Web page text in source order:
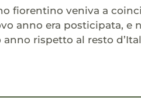
fiorentino veniva a
anno era posticipata, e
rispetto al resto